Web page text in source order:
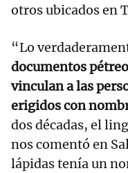
otros ubicados en
“Lo
documentos
vinculan a las
erigidos con
dos décadas, el
nos comentó en
lápidas tenía un